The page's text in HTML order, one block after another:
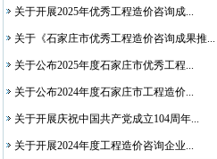
关于开展2025年优秀工程造价咨询成...
关于《石家庄市优秀工程造价咨询成果推...
关于公布2025年度石家庄市优秀工程...
关于公布2024年度石家庄市工程造价...
关于开展庆祝中国共产党成立104周年...
关于开展2024年度工程造价咨询企业...